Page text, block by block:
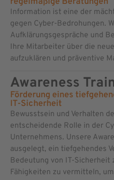
Information ist eine der
gegen Cyber-Bedrohungen.
Aufklärungsgespräche und
Ihre Mitarbeiter über die
aufzuklären und präventive
Awareness
Förderung eines
IT-Sicherheit
Bewusstsein und Verhalten
entscheidende Rolle in der
Unternehmens. Unsere
ausgelegt, ein tiefgehendes
Bedeutung von IT-Sicherheit
Fähigkeiten zu vermitteln,